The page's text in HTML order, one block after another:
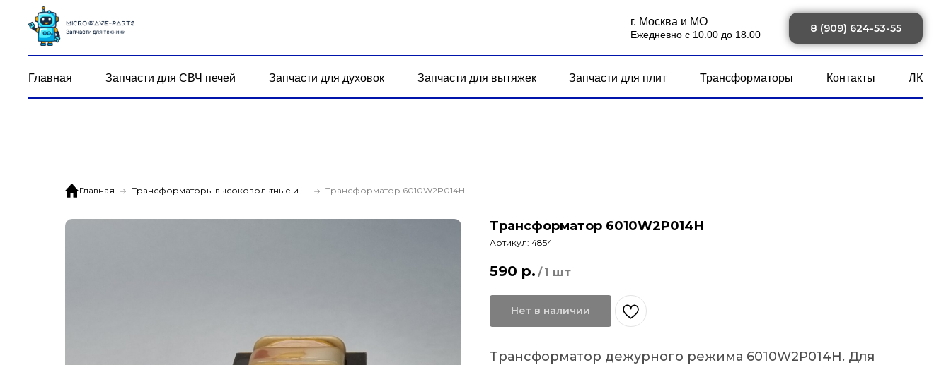
г. Москва и МО
Ежедневно с 10.00 до 18.00
8 (909) 624-53-55
Главная Запчасти для СВЧ печей Запчасти для духовок Запчасти для вытяжек Запчасти для плит Трансформаторы Контакты ЛК
Главная Трансформаторы высоковольтные и дежурные Трансформатор 6010W2P014H
Трансформатор 6010W2P014H
Артикул: 4854
590 р. / 1 шт
Нет в наличии
Трансформатор дежурного режима 6010W2P014H. Для